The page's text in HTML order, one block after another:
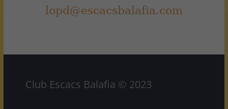
Club Escacs Balafia © 2023